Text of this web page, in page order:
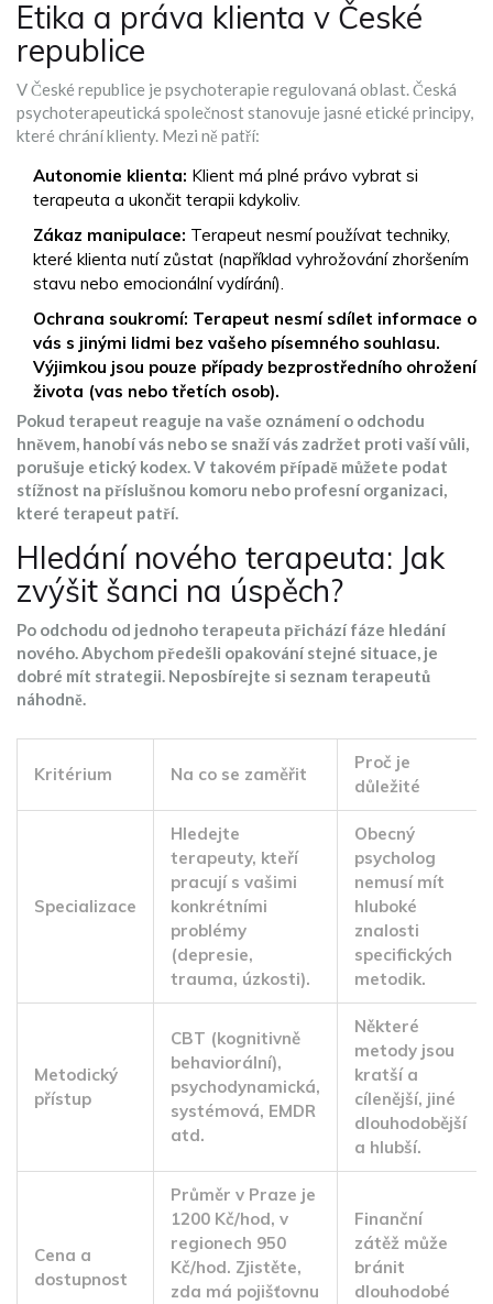
Etika a práva klienta v České
republice
V České republice je psychoterapie regulovaná oblast.Česká
psychoterapeutická společnoststanovuje jasné etické principy,
které chrání klienty. Mezi ně patří:
Autonomie klienta: Klient má plné právo vybrat si
terapeuta a ukončit terapii kdykoliv.
Zákaz manipulace: Terapeut nesmí používat techniky,
které klienta nutí zůstat (například vyhrožování zhoršením
stavu nebo emocionální vydírání).
Ochrana soukromí: Terapeut nesmí sdílet informace o
vás s jinými lidmi bez vašeho písemného souhlasu.
Výjimkou jsou pouze případy bezprostředního ohrožení
života (vas nebo třetích osob).
Pokud terapeut reaguje na vaše oznámení o odchodu
hněvem, hanobí vás nebo se snaží vás zadržet proti vaší vůli,
porušuje etický kodex. V takovém případě můžete podat
stížnost na příslušnou komoru nebo profesní organizaci,
které terapeut patří.
Hledání nového terapeuta: Jak
zvýšit šanci na úspěch?
Po odchodu od jednoho terapeuta přichází fáze hledání
nového. Abychom předešli opakování stejné situace, je
dobré mít strategii. Neposbírejte si seznam terapeutů
náhodně.
Kritérium Na co se zaměřit
Proč je
důležité
Specializace
Hledejte
terapeuty, kteří
pracují s vašimi
konkrétními
problémy
(depresie,
trauma, úzkosti).
Obecný
psycholog
nemusí mít
hluboké
znalosti
specifických
metodik.
Metodický
přístup
CBT (kognitivně
behaviorální),
psychodynamická,
systémová, EMDR
atd.
Některé
metody jsou
kratší a
cílenější, jiné
dlouhodobější
a hlubší.
Cena a
dostupnost
Průměr v Praze je
1200 Kč/hod, v
regionech 950
Kč/hod. Zjistěte,
zda má pojišťovnu
Finanční
zátěž může
bránit
dlouhodobé